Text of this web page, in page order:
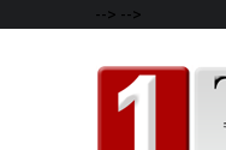
--> -->